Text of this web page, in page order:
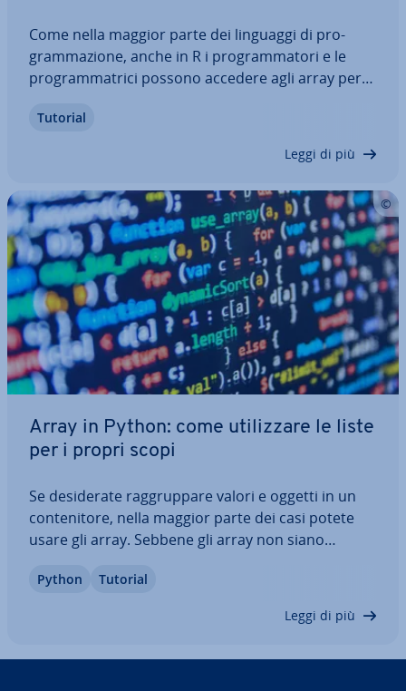
Come nella maggior parte dei linguaggi di pro­
gram­ma­zio­ne, anche in R i pro­gram­ma­to­ri e le
pro­gram­ma­tri­ci possono accedere agli array per
una struttura. Per mezzo di alcuni esempi di
Tutorial
Leggi di più
Array in Python: come uti­liz­za­re le liste
per i propri scopi
Se de­si­de­ra­te rag­grup­pa­re valori e oggetti in un
con­te­ni­to­re, nella maggior parte dei casi potete
usare gli array. Sebbene gli array non siano
questo lin­guag­gio: avete la pos­si­bi­li­tà di creare
Python Tutorial
Leggi di più